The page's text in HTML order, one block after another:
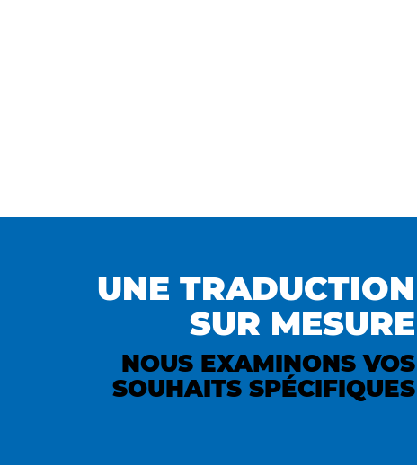
UNE TRADUCTION
SUR MESURE
NOUS EXAMINONS VOS
SOUHAITS SPÉCIFIQUES